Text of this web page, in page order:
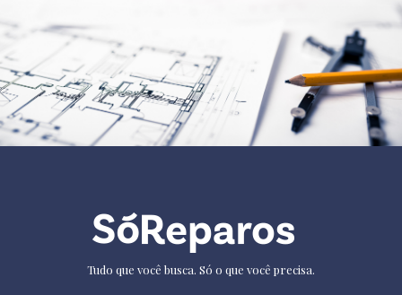
Tudo que você busca. Só o que você precisa.